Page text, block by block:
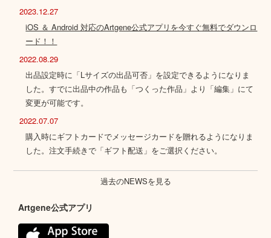
2023.12.27
iOS ＆ Android 対応のArtgene公式アプリを今すぐ無料でダウンロ
ード！！
2022.08.29
出品設定時に「Lサイズの出品可否」を設定できるようになりま
した。すでに出品中の作品も「つくった作品」より「編集」にて
変更が可能です。
2022.07.07
購入時にギフトカードでメッセージカードを贈れるようになりま
した。注文手続きで「ギフト配送」をご選択ください。
過去のNEWSを見る
Artgene公式アプリ